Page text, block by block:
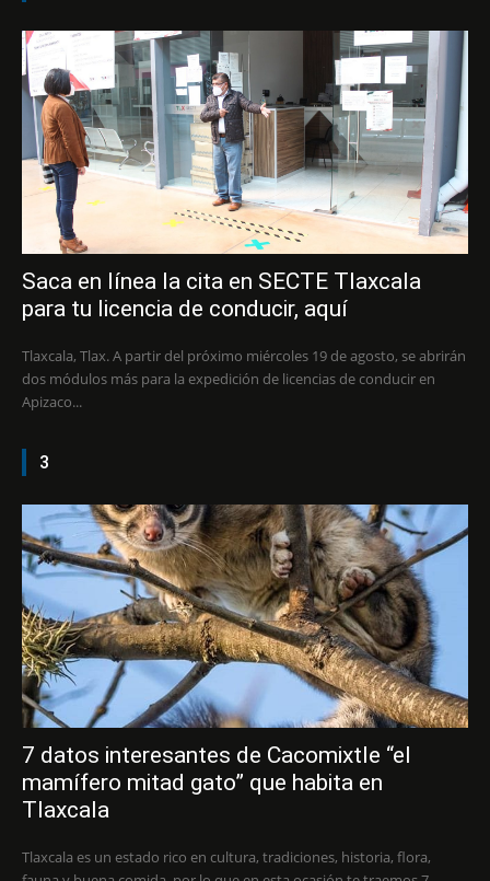
Saca en línea la cita en SECTE Tlaxcala
para tu licencia de conducir, aquí
Tlaxcala, Tlax. A partir del próximo miércoles 19 de agosto, se abrirán
dos módulos más para la expedición de licencias de conducir en
Apizaco...
3
7 datos interesantes de Cacomixtle “el
mamífero mitad gato” que habita en
Tlaxcala
Tlaxcala es un estado rico en cultura, tradiciones, historia, flora,